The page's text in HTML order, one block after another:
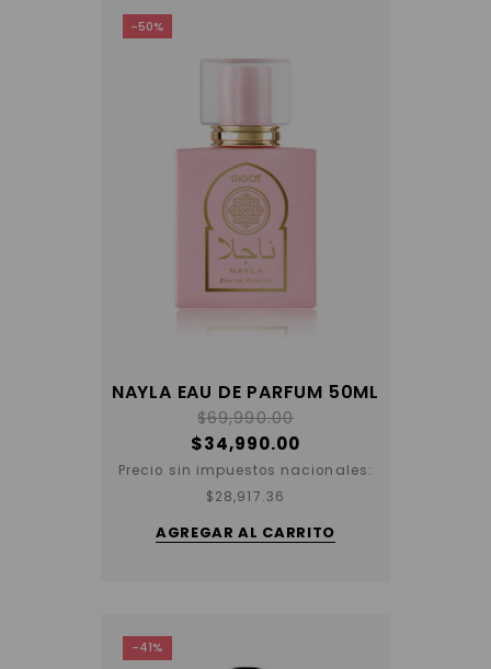
-50%
NAYLA EAU DE PARFUM 50ML
$69,990.00
$34,990.00
Precio sin impuestos nacionales:
$28,917.36
AGREGAR AL CARRITO
-41%